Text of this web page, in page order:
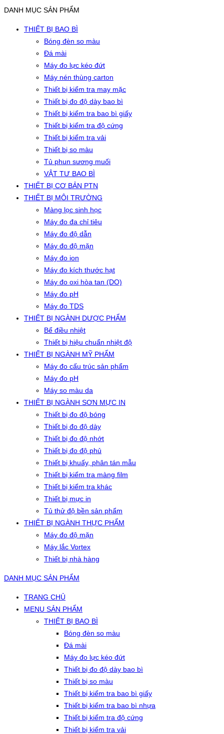
DANH MỤC SẢN PHẨM
THIẾT BỊ BAO BÌ
Bóng đèn so màu
Đá mài
Máy đo lực kéo đứt
Máy nén thùng carton
Thiết bị kiểm tra may mặc
Thiết bị đo độ dày bao bì
Thiết bị kiểm tra bao bì giấy
Thiết bị kiểm tra độ cứng
Thiết bị kiểm tra vải
Thiết bị so màu
Tủ phun sương muối
VẬT TƯ BAO BÌ
THIẾT BỊ CƠ BẢN PTN
THIẾT BỊ MÔI TRƯỜNG
Màng lọc sinh học
Máy đo đa chỉ tiêu
Máy đo độ dẫn
Máy đo độ mặn
Máy đo ion
Máy đo kích thước hạt
Máy đo oxi hòa tan (DO)
Máy đo pH
Máy đo TDS
THIẾT BỊ NGÀNH DƯỢC PHẨM
Bể điều nhiệt
Thiết bị hiệu chuẩn nhiệt độ
THIẾT BỊ NGÀNH MỸ PHẨM
Máy đo cấu trúc sản phẩm
Máy đo pH
Máy so màu da
THIẾT BỊ NGÀNH SƠN MỰC IN
Thiết bị đo độ bóng
Thiết bị đo độ dày
Thiết bị đo độ nhớt
Thiết bị đo độ phủ
Thiết bị khuấy, phân tán mẫu
Thiết bị kiểm tra màng film
Thiết bị kiểm tra khác
Thiết bị mực in
Tủ thử độ bền sản phẩm
THIẾT BỊ NGÀNH THỰC PHẨM
Máy đo độ mặn
Máy lắc Vortex
Thiết bị nhà hàng
DANH MỤC SẢN PHẨM
TRANG CHỦ
MENU SẢN PHẨM
THIẾT BỊ BAO BÌ
Bóng đèn so màu
Đá mài
Máy đo lực kéo đứt
Thiết bị đo độ dày bao bì
Thiết bị so màu
Thiết bị kiểm tra bao bì giấy
Thiết bị kiểm tra bao bì nhựa
Thiết bị kiểm tra độ cứng
Thiết bị kiểm tra vải